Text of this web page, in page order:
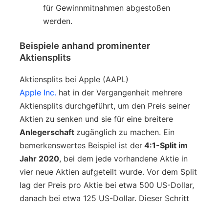
für Gewinnmitnahmen abgestoßen
werden.
Beispiele anhand prominenter
Aktiensplits
Aktiensplits bei Apple (AAPL)
Apple Inc. hat in der Vergangenheit mehrere
Aktiensplits durchgeführt, um den Preis seiner
Aktien zu senken und sie für eine breitere
Anlegerschaft zugänglich zu machen. Ein
bemerkenswertes Beispiel ist der 4:1-Split im
Jahr 2020, bei dem jede vorhandene Aktie in
vier neue Aktien aufgeteilt wurde. Vor dem Split
lag der Preis pro Aktie bei etwa 500 US-Dollar,
danach bei etwa 125 US-Dollar. Dieser Schritt